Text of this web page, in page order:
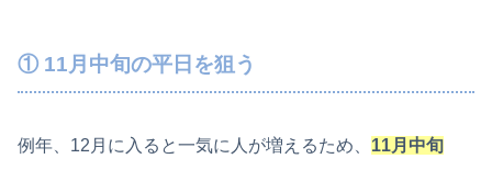
① 11月中旬の平日を狙う
例年、12月に入ると一気に人が増えるため、 11月中旬